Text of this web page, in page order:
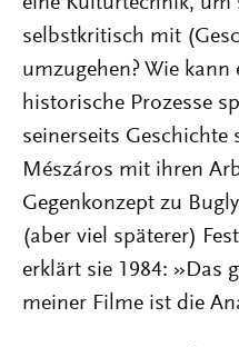
selbstkritisch mit
umzugehen? Wie
historische Prozesse
seinerseits Geschichte
Mészáros mit ihren
Gegenkonzept zu
(aber viel späterer)
erklärt sie 1984: »Das
meiner Filme ist die